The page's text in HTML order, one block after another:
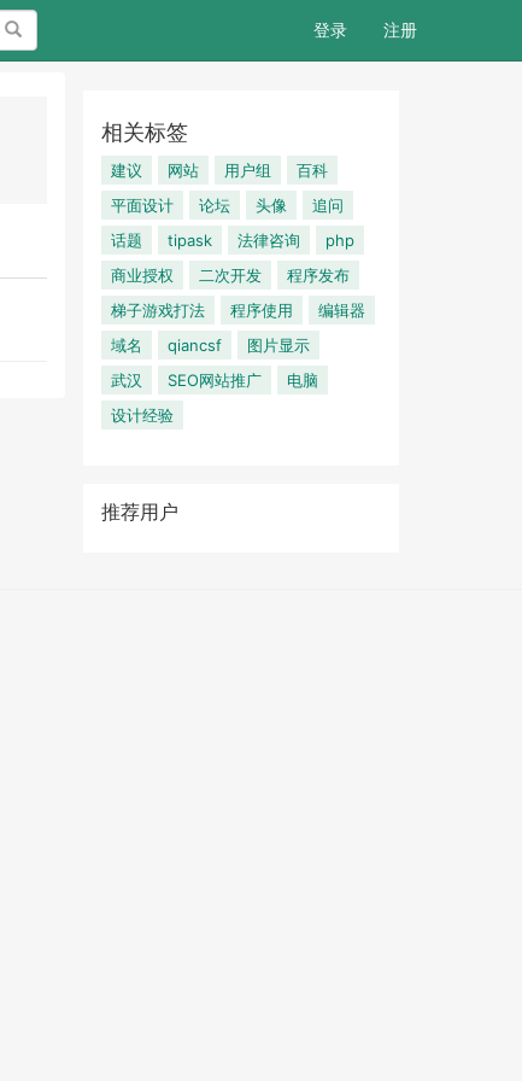
搜索 登录 注册
相关标签
建议 网站 用户组
百科
平面设计
论坛 头像
追问
话题
tipask 法律咨询
php
商业授权
二次开发
程序发布
梯子游戏打法
程序使用
编辑器
域名
qiancsf
图片显示
武汉
SEO网站推广
电脑
设计经验
推荐用户